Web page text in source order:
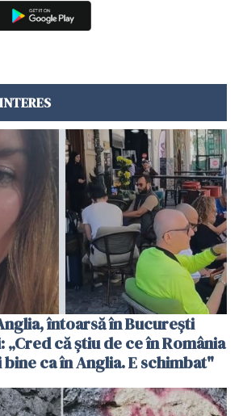
întoarsă în București
„Cred că știu de ce în România
ca în Anglia. E schimbat"